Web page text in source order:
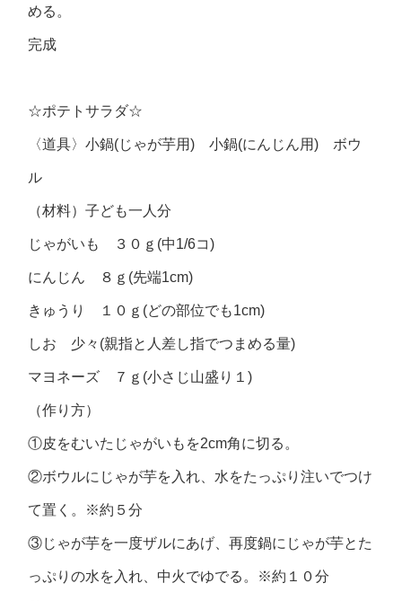
める。
完成
☆ポテトサラダ☆
〈道具〉小鍋(じゃが芋用) 小鍋(にんじん用) ボウ
ル
（材料）子ども一人分
じゃがいも ３０ｇ(中1/6コ)
にんじん ８ｇ(先端1cm)
きゅうり １０ｇ(どの部位でも1cm)
しお 少々(親指と人差し指でつまめる量)
マヨネーズ ７ｇ(小さじ山盛り１)
（作り方）
①皮をむいたじゃがいもを2cm角に切る。
②ボウルにじゃが芋を入れ、水をたっぷり注いでつけ
て置く。※約５分
③じゃが芋を一度ザルにあげ、再度鍋にじゃが芋とた
っぷりの水を入れ、中火でゆでる。※約１０分